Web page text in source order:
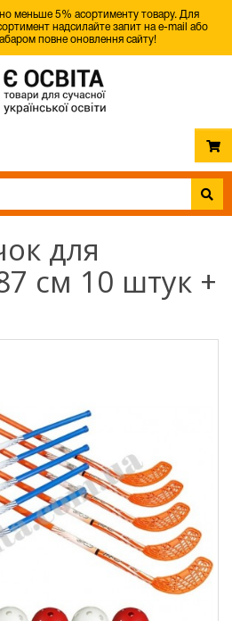
меньше 5% асортименту товару. Для
надсилайте запит на e-mail або
повне оновлення сайту!
для
см 10 штук +